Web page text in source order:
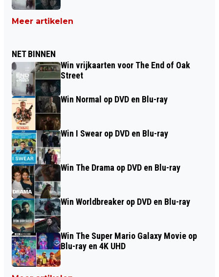
Meer artikelen
NET BINNEN
Win vrijkaarten voor The End of Oak
Street
Win Normal op DVD en Blu-ray
Win I Swear op DVD en Blu-ray
Win The Drama op DVD en Blu-ray
Win Worldbreaker op DVD en Blu-ray
Win The Super Mario Galaxy Movie op
Blu-ray en 4K UHD